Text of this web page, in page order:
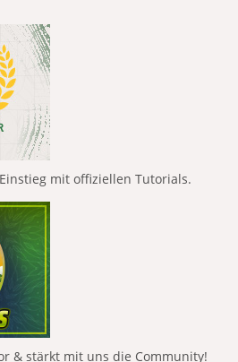
mit offiziellen Tutorials.
& stärkt mit uns die Community!